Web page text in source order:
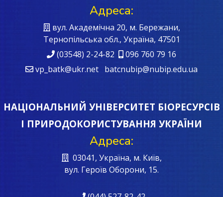
Адреса:
вул. Академічна 20, м. Бережани,
Тернопільська обл., Україна, 47501
(03548) 2-24-82
096 760 79 16
vp_batk@ukr.net batcnubip@nubip.edu.ua
НАЦІОНАЛЬНИЙ УНІВЕРСИТЕТ БІОРЕСУРСІВ
І ПРИРОДОКОРИСТУВАННЯ УКРАЇНИ
Адреса:
03041, Україна, м. Київ,
вул. Героїв Oборони, 15.